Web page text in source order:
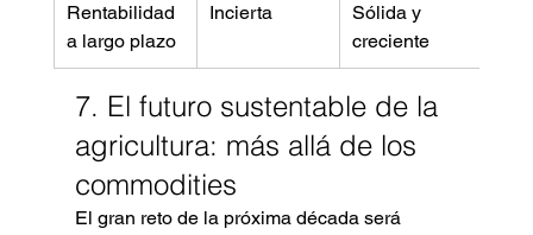
Rentabilidad
a largo plazo
Incierta
Sólida y
creciente
7. El futuro sustentable de la
agricultura: más allá de los
commodities
El gran reto de la próxima década será